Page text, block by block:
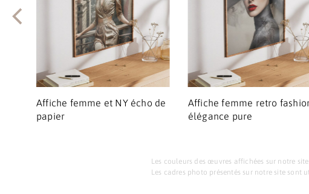
Affiche femme et NY écho de
papier
Affiche femme retro
élégance pure
Les couleurs des œuvres affichées sur notre
Les cadres photo présentés sur notre site